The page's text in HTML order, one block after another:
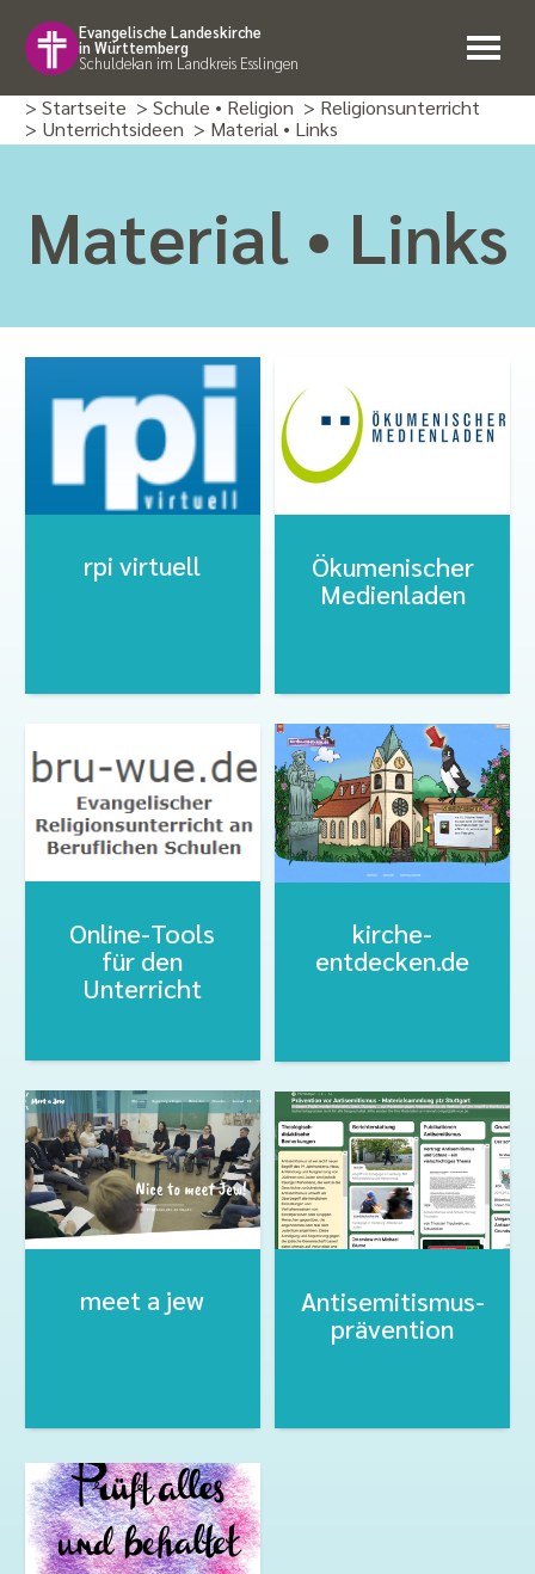
Evangelische Landeskirche
in Württemberg
Schuldekan im Landkreis Esslingen
> Startseite > Schule • Religion > Religions­unterricht
> Unterrichtsideen > Material • Links
Material • Links
rpi virtuell
Online-Tools
für den
Unterricht
meet a jew
Ökumenischer
Medienladen
kirche-
entdecken.de
Antisemitismus-
prävention